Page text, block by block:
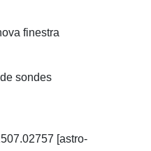
finestra
sondes
[astro-